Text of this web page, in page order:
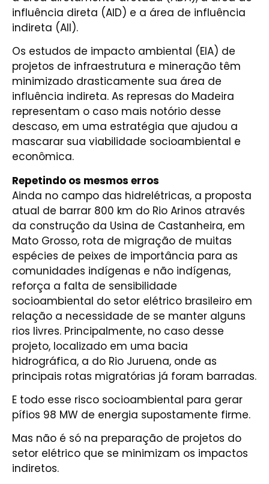
influência direta (AID) e a área de influência
indireta (AII).
Os estudos de impacto ambiental (EIA) de
projetos de infraestrutura e mineração têm
minimizado drasticamente sua área de
influência indireta. As represas do Madeira
representam o caso mais notório desse
descaso, em uma estratégia que ajudou a
mascarar sua viabilidade socioambiental e
econômica.
Repetindo os mesmos erros
Ainda no campo das hidrelétricas, a proposta
atual de barrar 800 km do Rio Arinos através
da construção da Usina de Castanheira, em
Mato Grosso, rota de migração de muitas
espécies de peixes de importância para as
comunidades indígenas e não indígenas,
reforça a falta de sensibilidade
socioambiental do setor elétrico brasileiro em
relação a necessidade de se manter alguns
rios livres. Principalmente, no caso desse
projeto, localizado em uma bacia
hidrográfica, a do Rio Juruena, onde as
principais rotas migratórias já foram barradas.
E todo esse risco socioambiental para gerar
pífios 98 MW de energia supostamente firme.
Mas não é só na preparação de projetos do
setor elétrico que se minimizam os impactos
indiretos.